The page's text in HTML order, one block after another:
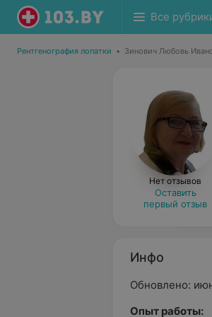
Все
Рентгенография лопатки • Зинович Любовь
Нет отзывов
Оставить
первый отзыв
Инфо
Обновлено:
Опыт работы: